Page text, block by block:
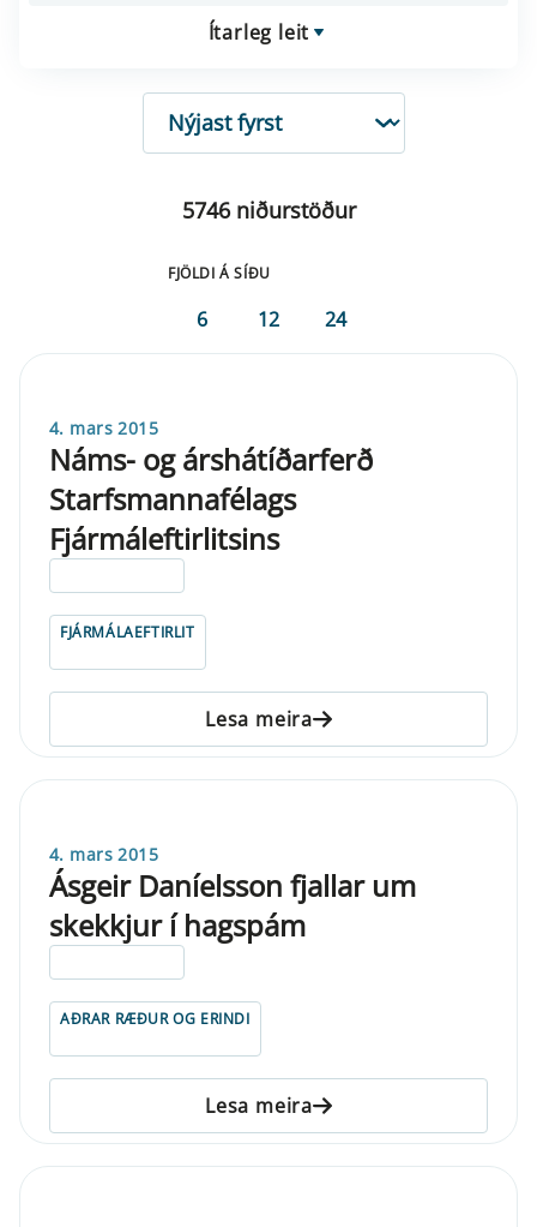
Ítarleg leit
RÖÐUN
5746 niðurstöður
FJÖLDI Á SÍÐU
6 12 24
4. mars 2015
Náms- og árshátíðarferð
Starfsmannafélags
Fjármáleftirlitsins
FJÁRMÁLAEFTIRLIT
Lesa meira
4. mars 2015
Ásgeir Daníelsson fjallar um
skekkjur í hagspám
AÐRAR RÆÐUR OG ERINDI
Lesa meira